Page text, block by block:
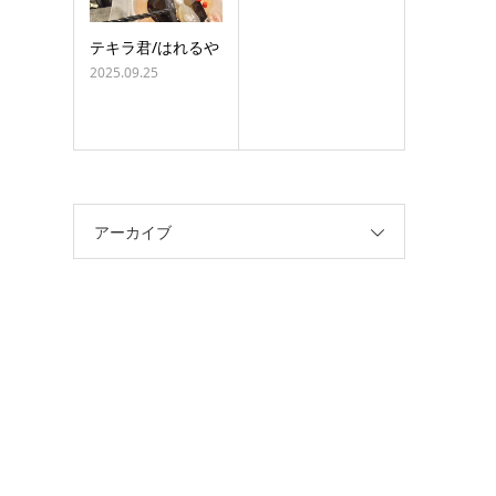
テキラ君/はれるや
2025.09.25
アーカイブ